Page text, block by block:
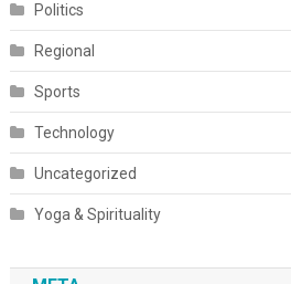
Politics
Regional
Sports
Technology
Uncategorized
Yoga & Spirituality